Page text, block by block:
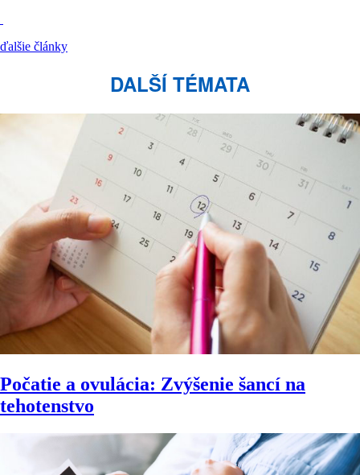
ďalšie články
DALŠÍ TÉMATA
Počatie a ovulácia: Zvýšenie šancí na
tehotenstvo